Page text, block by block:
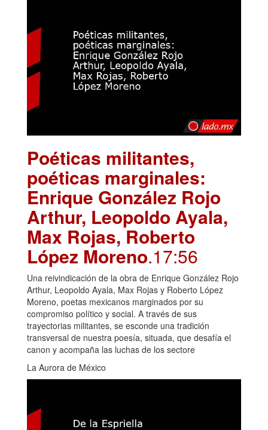
Poéticas militantes,
poéticas marginales:
Enrique González Rojo
Arthur, Leopoldo Ayala,
Max Rojas, Roberto
López Moreno.17:56
Una reivindicación de la obra de Enrique González Rojo
Arthur, Leopoldo Ayala, Max Rojas y Roberto López
Moreno, poetas mexicanos marginados por su
compromiso político y social. A través de sus
trayectorias militantes, se esconde una tradición
transversal de nuestra poesía, situada, que desafía el
canon y acompaña las luchas de los sectore
La Aurora de México